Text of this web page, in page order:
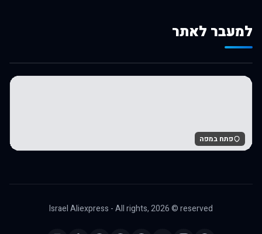
למעבר לאתר
לרכישה באלי אקספרס
פתח במפה
Israel Aliexpress - All rights,2026© reserved